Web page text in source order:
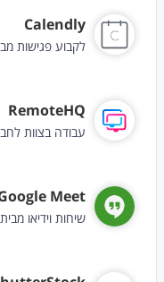
Calendly
לקבוע פגישות
RemoteHQ
עבודה בצוות
Meet
שיחות וידיאו